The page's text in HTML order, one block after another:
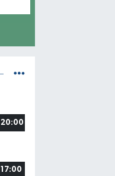
20:00
17:00